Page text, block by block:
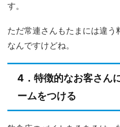
す。
ただ常連さんもたまには違う
なんですけどね。
4．特徴的なお客さん
ームをつける